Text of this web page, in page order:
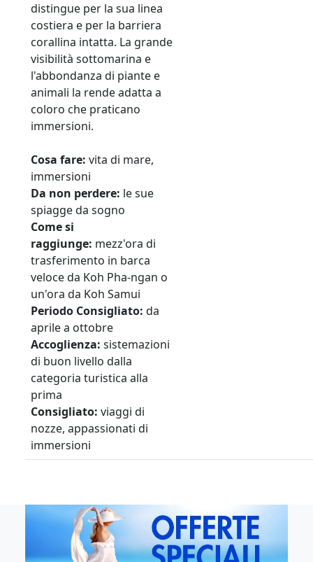
distingue per la sua linea
costiera e per la barriera
corallina intatta. La grande
visibilità sottomarina e
l'abbondanza di piante e
animali la rende adatta a
coloro che praticano
immersioni.
Cosa fare: vita di mare,
immersioni
Da non perdere: le sue
spiagge da sogno
Come si
raggiunge: mezz'ora di
trasferimento in barca
veloce da Koh Pha-ngan o
un'ora da Koh Samui
Periodo Consigliato: da
aprile a ottobre
Accoglienza: sistemazioni
di buon livello dalla
categoria turistica alla
prima
Consigliato: viaggi di
nozze, appassionati di
immersioni